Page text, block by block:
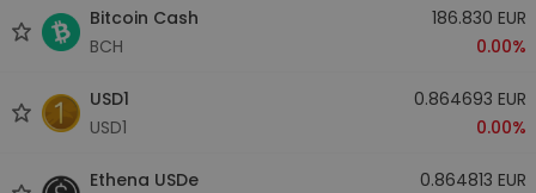
Bitcoin Cash
BCH
186.830 EUR
0.00%
USD1
USD1
0.864693 EUR
0.00%
Ethena USDe
0.864813 EUR